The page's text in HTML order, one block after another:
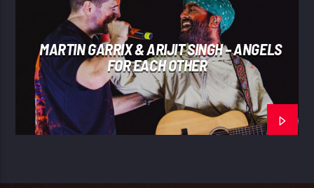
MARTIN GARRIX & ARIJIT SINGH – ANGELS
FOR EACH OTHER